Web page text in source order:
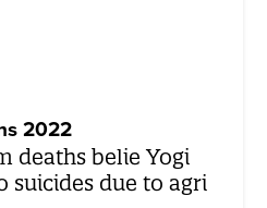
2022
deaths belie Yogi
suicides due to agri